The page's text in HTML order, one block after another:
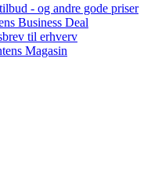
- og andre gode priser
Business Deal
til erhverv
Magasin